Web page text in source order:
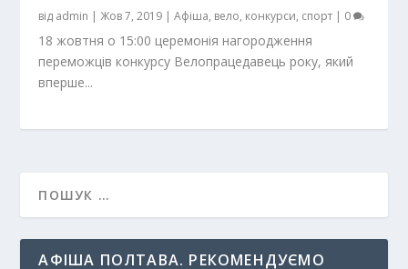
від admin |Жов 7, 2019 |Афіша, вело, конкурси, спорт | 0
18 жовтня о 15:00 церемонія нагородження
переможців конкурсу Велопрацедавець року, який
вперше...
АФІША ПОЛТАВА. РЕКОМЕНДУЄМО